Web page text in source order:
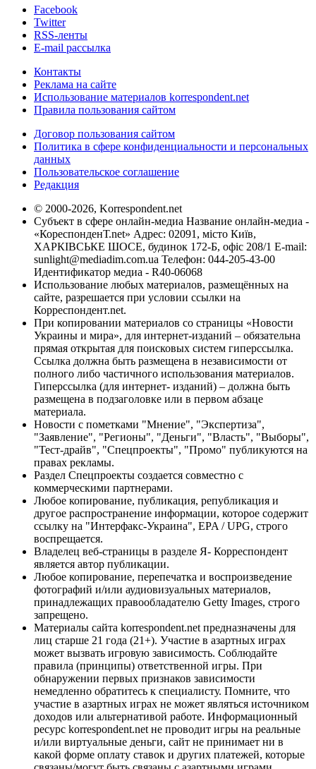
Facebook
Twitter
RSS-ленты
E-mail рассылка
Контакты
Реклама на сайте
Использование материалов korrespondent.net
Правила пользования сайтом
Договор пользования сайтом
Политика в сфере конфиденциальности и персональных
данных
Пользовательское соглашение
Редакция
© 2000-2026, Korrespondent.net
Субъект в сфере онлайн-медиа Название онлайн-медиа -
«КореспонденТ.net» Адрес: 02091, місто Київ,
ХАРКІВСЬКЕ ШОСЕ, будинок 172-Б, офіс 208/1 E-mail:
sunlight@mediadim.com.ua Телефон: 044-205-43-00
Идентификатор медиа - R40-06068
Использование любых материалов, размещённых на
сайте, разрешается при условии ссылки на
Корреспондент.net.
При копировании материалов со страницы «Новости
Украины и мира», для интернет-изданий – обязательна
прямая открытая для поисковых систем гиперссылка.
Ссылка должна быть размещена в независимости от
полного либо частичного использования материалов.
Гиперссылка (для интернет- изданий) – должна быть
размещена в подзаголовке или в первом абзаце
материала.
Новости с пометками "Мнение", "Экспертиза",
"Заявление", "Регионы", "Деньги", "Власть", "Выборы",
"Тест-драйв", "Спецпроекты", "Промо" публикуются на
правах рекламы.
Раздел Спецпроекты создается совместно с
коммерческими партнерами.
Любое копирование, публикация, републикация и
другое распространение информации, которое содержит
ссылку на "Интерфакс-Украина", EPA / UPG, строго
воспрещается.
Владелец веб-страницы в разделе Я- Корреспондент
является автор публикации.
Любое копирование, перепечатка и воспроизведение
фотографий и/или аудиовизуальных материалов,
принадлежащих правообладателю Getty Images, строго
запрещено.
Материалы сайта korrespondent.net предназначены для
лиц старше 21 года (21+). Участие в азартных играх
может вызвать игровую зависимость. Соблюдайте
правила (принципы) ответственной игры. При
обнаружении первых признаков зависимости
немедленно обратитесь к специалисту. Помните, что
участие в азартных играх не может являться источником
доходов или альтернативой работе. Информационный
ресурс korrespondent.net не проводит игры на реальные
и/или виртуальные деньги, сайт не принимает ни в
какой форме оплату ставок и других платежей, которые